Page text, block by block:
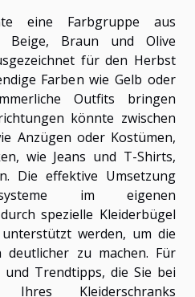
eine Farbgruppe aus
Beige, Braun und Olive
für den Herbst
Farben wie Gelb oder
Outfits bringen
könnte zwischen
Anzügen oder Kostümen,
wie Jeans und T-Shirts,
Die effektive Umsetzung
im eigenen
spezielle Kleiderbügel
werden, um die
deutlicher zu machen. Für
Trendtipps, die Sie bei
Kleiderschranks